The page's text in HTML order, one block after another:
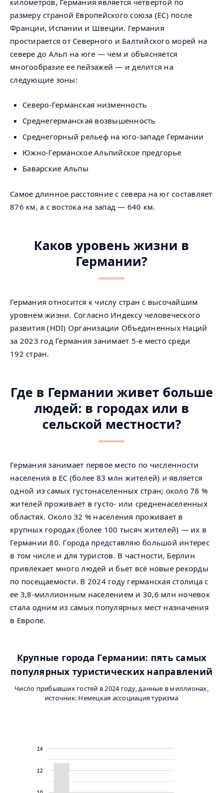
километров, Германия является четвертой по
размеру страной Европейского союза (ЕС) после
Франции, Испании и Швеции. Германия
простирается от Северного и Балтийского морей на
севере до Альп на юге — чем и объясняется
многообразие ее пейзажей — и делится на
следующие зоны:
Северо-Германская низменность
Среднегерманская возвышенность
Среднегорный рельеф на юго-западе Германии
Южно-Германское Альпийское предгорье
Баварские Альпы
Самое длинное расстояние с севера на юг составляет
876 км, а с востока на запад — 640 км.
Каков уровень жизни в
Германии?
Германия относится к числу стран с высочайшим
уровнем жизни. Согласно Индексу человеческого
развития (HDI) Организации Объединенных Наций
за 2023 год Германия занимает 5-е место среди
192 стран.
Где в Германии живет больше
людей: в городах или в
сельской местности?
Германия занимает первое место по численности
населения в ЕС (более 83 млн жителей) и является
одной из самых густонаселенных стран; около 78 %
жителей проживает в густо- или средненаселенных
областях. Около 32 % населения проживает в
крупных городах (более 100 тысяч жителей) — их в
Германии 80. Города представляю большой интерес
в том числе и для туристов. В частности, Берлин
привлекает много людей и бьет всё новые рекорды
по посещаемости. В 2024 году германская столица с
ее 3,8-миллионным населением и 30,6 млн ночевок
стала одним из самых популярных мест назначения
в Европе.
Крупные города Германии: пять самых
популярных туристических направлений
Число прибывших гостей в 2024 году, данные в миллионах,
источник: Немецкая ассоциация туризма
12
14